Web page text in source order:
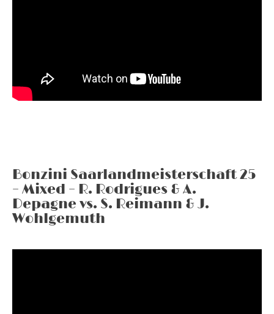
Bonzini Saarlandmeisterschaft 25
– Mixed – R. Rodrigues & A.
Depagne vs. S. Reimann & J.
Wohlgemuth